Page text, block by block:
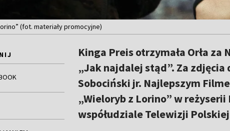
(fot. materiały promocyjne)
Kinga Preis otrzymała Orła
„Jak najdalej stąd”. Za
Sobociński jr. Najlepszym
„Wieloryb z Lorino” w
współudziale Telewizji